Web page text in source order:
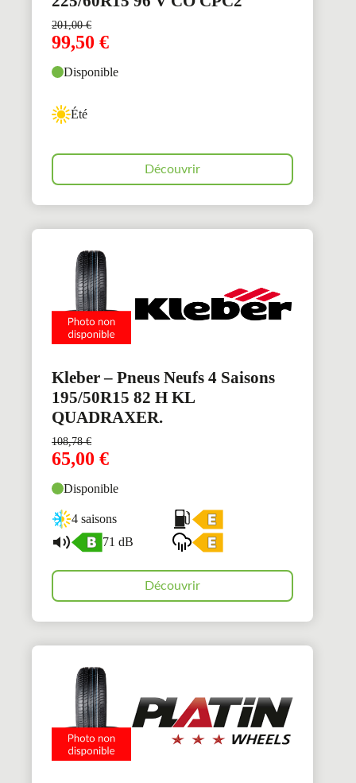
201,00€
99,50 €
Disponible
Été
Découvrir
Kleber – Pneus Neufs 4 Saisons
195/50R15 82 H KL
QUADRAXER.
108,78€
65,00 €
Disponible
4 saisons
71 dB
Découvrir